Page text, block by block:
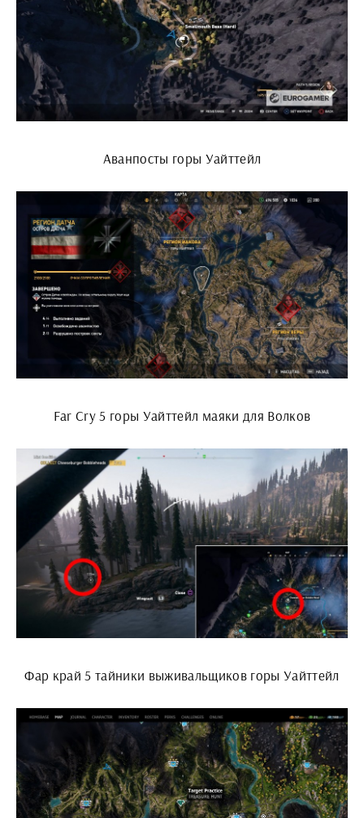
Аванпосты горы Уайттейл
Far Cry 5 горы Уайттейл маяки для Волков
Фар край 5 тайники выживальщиков горы Уайттейл